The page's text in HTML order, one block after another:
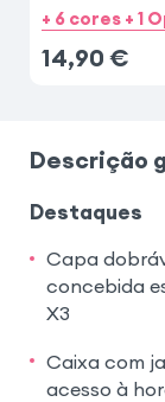
escuro
+ 6 cores + 1
14,90 €
Descrição
Destaques
Capa
concebida
X3
Caixa com
acesso à